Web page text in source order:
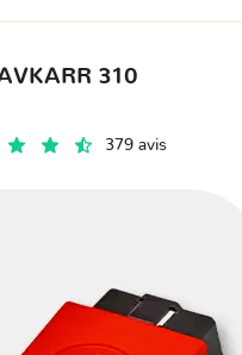
310
379 avis